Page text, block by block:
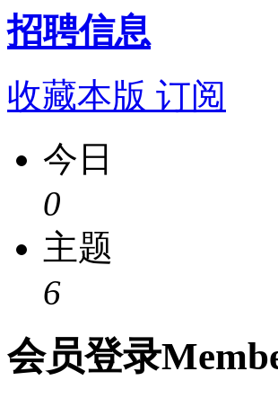
招聘信息
收藏本版 订阅
今日
0
主题
6
会员登录